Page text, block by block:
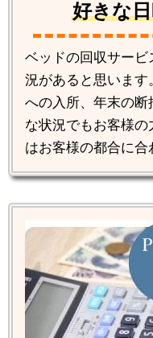
好きな
ベッドの回収サー
況があると思いま
への入所、年末の
な状況でもお客様
はお客様の都合に合